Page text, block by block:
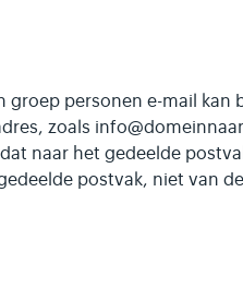
groep personen e-mail kan
zoals
naar het gedeelde
postvak, niet van